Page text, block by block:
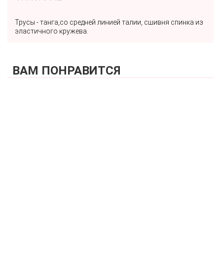
Трусы - танга,со средней линией талии, сшивня спинка из
эластичного кружева.
ВАМ ПОНРАВИТСЯ